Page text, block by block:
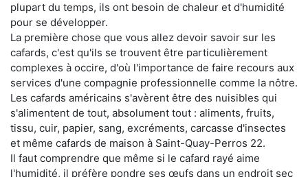
plupart du temps, ils ont besoin de chaleur et d'humidité
pour se développer.
La première chose que vous allez devoir savoir sur les
cafards, c'est qu'ils se trouvent être particulièrement
complexes à occire, d'où l'importance de faire recours aux
services d'une compagnie professionnelle comme la nôtre.
Les cafards américains s'avèrent être des nuisibles qui
s'alimentent de tout, absolument tout : aliments, fruits,
tissu, cuir, papier, sang, excréments, carcasse d'insectes
et même cafards de maison à Saint-Quay-Perros 22.
Il faut comprendre que même si le cafard rayé aime
l'humidité, il préfère pondre ses œufs dans un endroit sec